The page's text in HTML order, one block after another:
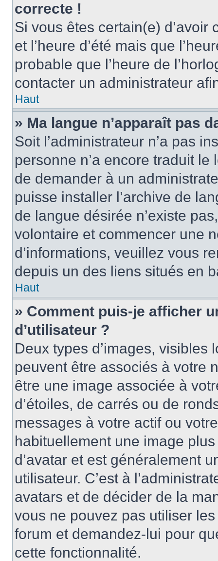
correcte !
Si vous êtes certain(e)
et l’heure d’été mais que
probable que l’heure de
contacter un administrateur
Haut
» Ma langue n’apparaît pas
Soit l’administrateur n’a pas
personne n’a encore traduit
de demander à un
puisse installer l’archive de
de langue désirée n’existe
volontaire et commencer une
d’informations, veuillez vous
depuis un des liens situés en
Haut
» Comment puis-je afficher
d’utilisateur ?
Deux types d’images,
peuvent être associés à votre
être une image associée à
d’étoiles, de carrés ou de
messages à votre actif ou
habituellement une image
d’avatar et est généralement
utilisateur. C’est à
avatars et de décider de la
vous ne pouvez pas utiliser
forum et demandez-lui pour
cette fonctionnalité.